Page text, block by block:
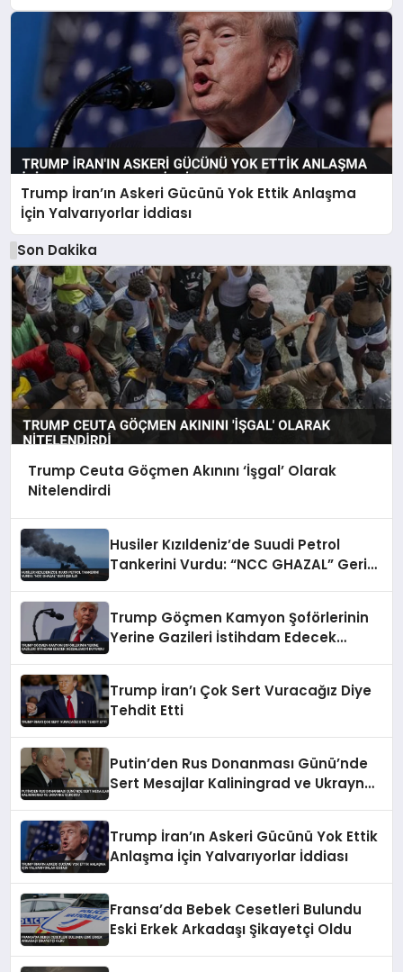
Trump İran’ın Askeri Gücünü Yok Ettik Anlaşma
İçin Yalvarıyorlar İddiası
Son Dakika
Trump Ceuta Göçmen Akınını ‘İşgal’ Olarak
Nitelendirdi
Husiler Kızıldeniz’de Suudi Petrol
Tankerini Vurdu: “NCC GHAZAL” Geri
Trump Göçmen Kamyon Şoförlerinin
Yerine Gazileri İstihdam Edecek
Trump İran’ı Çok Sert Vuracağız Diye
Tehdit Etti
Putin’den Rus Donanması Günü’nde
Sert Mesajlar Kaliningrad ve Ukrayna
Trump İran’ın Askeri Gücünü Yok Ettik
Anlaşma İçin Yalvarıyorlar İddiası
Fransa’da Bebek Cesetleri Bulundu
Eski Erkek Arkadaşı Şikayetçi Oldu